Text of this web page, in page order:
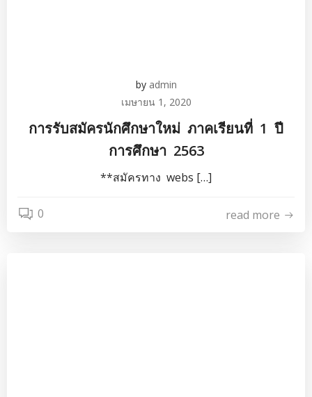
by admin
เมษายน 1, 2020
การรับสมัครนักศึกษาใหม่ ภาคเรียนที่ 1 ปี
การศึกษา 2563
**สมัครทาง webs […]
0 read more